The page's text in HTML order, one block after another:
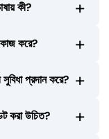
কী? +
করে? +
প্রদান করে? +
করা উচিত? +